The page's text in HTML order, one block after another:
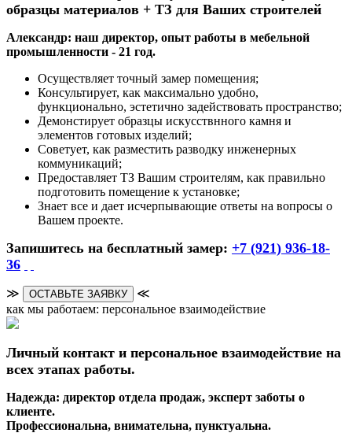
образцы материалов + ТЗ для Ваших строителей
Александр: наш директор, опыт работы в мебельной
промышленности - 21 год.
Осуществляет точный замер помещения;
Консультирует, как максимально удобно,
функционально, эстетично задействовать пространство;
Демонстирует образцы искусствнного камня и
элементов готовых изделий;
Советует, как разместить разводку инженерных
коммуникаций;
Предоставляет ТЗ Вашим строителям, как правильно
подготовить помещение к установке;
Знает все и дает исчерпывающие ответы на вопросы о
Вашем проекте.
Запишитесь на бесплатный замер: +7 (921) 936-18-
36
≫ ОСТАВЬТЕ ЗАЯВКУ
≪
как мы работаем: персональное взаимодействие
Личный контакт и персональное взаимодействие на
всех этапах работы.
Надежда: директор отдела продаж, эксперт заботы о
клиенте.
Профессиональна, внимательна, пунктуальна.